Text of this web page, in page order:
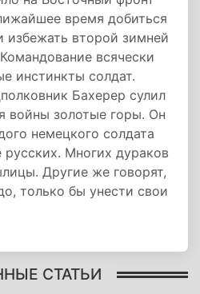
время добиться
второй зимней
всячески
инстинкты солдат.
Бахерер сулил
войны золотые горы. Он
немецкого солдата
русских. Многих дураков
Другие же говорят,
только бы унести свои
СТАТЬИ